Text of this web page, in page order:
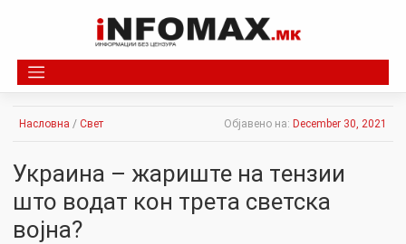
Насловна / Свет Објавено на: December 30, 2021
Украина – жaриште на тeнзии
што водат кон трета светска
војна?